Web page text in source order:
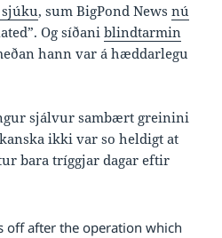
sjúku, sum BigPond Newsnú
Og síðaniblindtarmin
hann var á hæddarlegu
sjálvur sambært greinini
ikki var so heldigt at
bara tríggjar dagar eftir
off after the operation which